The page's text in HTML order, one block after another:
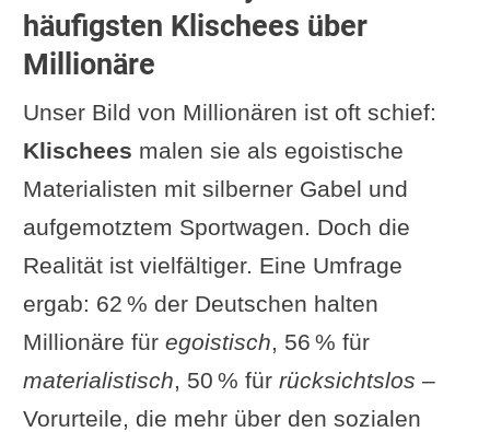
häufigsten Klischees über
Millionäre
Unser Bild von Millionären ist oft schief:
Klischees malen sie als egoistische
Materialisten mit silberner Gabel und
aufgemotztem Sportwagen. Doch die
Realität ist vielfältiger. Eine Umfrage
ergab: 62 % der Deutschen halten
Millionäre für egoistisch, 56 % für
materialistisch, 50 % für rücksichtslos –
Vorurteile, die mehr über den sozialen